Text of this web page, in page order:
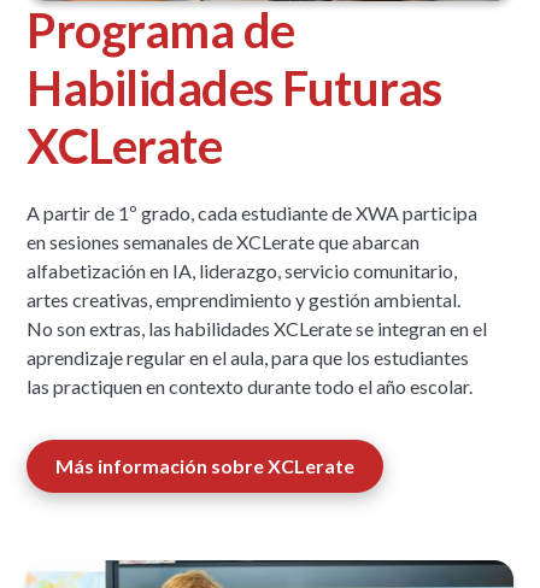
Programa de
Habilidades Futuras
XCLerate
A partir de 1º grado, cada estudiante de XWA participa
en sesiones semanales de XCLerate que abarcan
alfabetización en IA, liderazgo, servicio comunitario,
artes creativas, emprendimiento y gestión ambiental.
No son extras, las habilidades XCLerate se integran en el
aprendizaje regular en el aula, para que los estudiantes
las practiquen en contexto durante todo el año escolar.
Más información sobre XCLerate